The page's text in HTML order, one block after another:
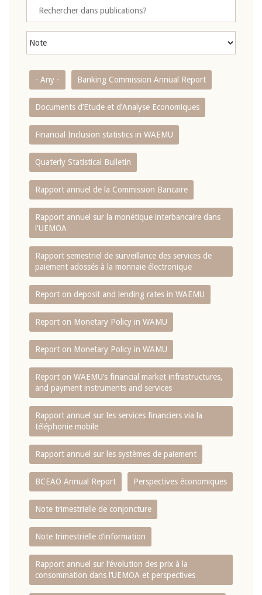
- Any - Banking Commission Annual Report
Documents d’Etude et d’Analyse Economiques
Financial Inclusion statistics in WAEMU
Quaterly Statistical Bulletin
Rapport annuel de la Commission Bancaire
Rapport annuel sur la monétique interbancaire dans
l'UEMOA
Rapport semestriel de surveillance des services de
paiement adossés à la monnaie électronique
Report on deposit and lending rates in WAEMU
Report on Monetary Policy in WAMU
Report on Monetary Policy in WAMU
Report on WAEMU’s financial market infrastructures,
and payment instruments and services
Rapport annuel sur les services financiers via la
téléphonie mobile
Rapport annuel sur les systèmes de paiement
BCEAO Annual Report Perspectives économiques
Note trimestrielle de conjoncture
Note trimestrielle d‘information
Rapport annuel sur l‘évolution des prix à la
consommation dans l‘UEMOA et perspectives